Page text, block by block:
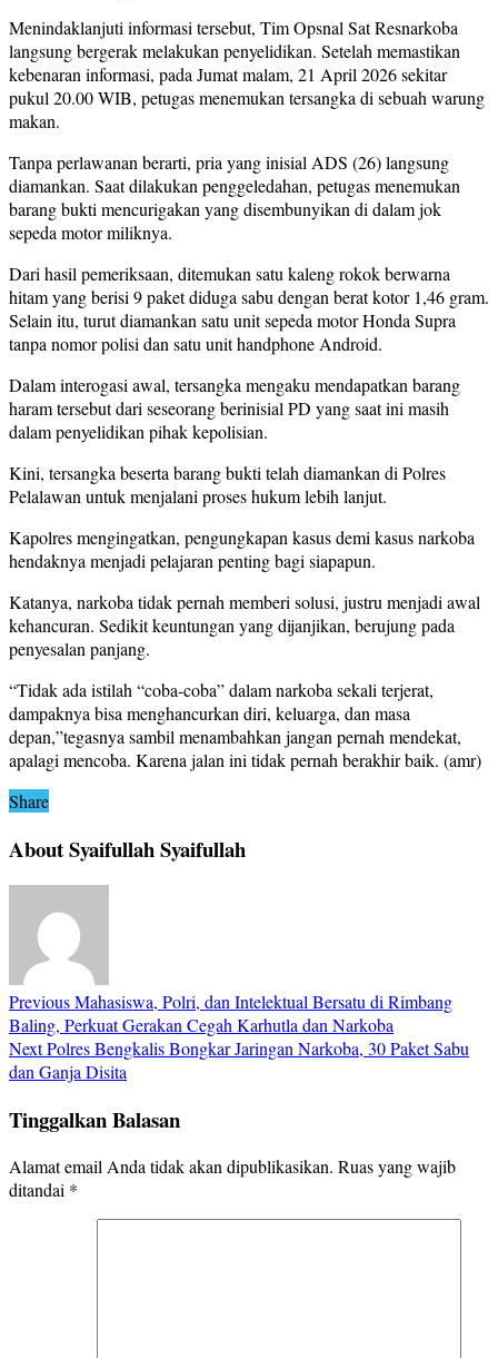
Menindaklanjuti informasi tersebut, Tim Opsnal Sat Resnarkoba
langsung bergerak melakukan penyelidikan. Setelah memastikan
kebenaran informasi, pada Jumat malam, 21 April 2026 sekitar
pukul 20.00 WIB, petugas menemukan tersangka di sebuah warung
makan.
Tanpa perlawanan berarti, pria yang inisial ADS (26) langsung
diamankan. Saat dilakukan penggeledahan, petugas menemukan
barang bukti mencurigakan yang disembunyikan di dalam jok
sepeda motor miliknya.
Dari hasil pemeriksaan, ditemukan satu kaleng rokok berwarna
hitam yang berisi 9 paket diduga sabu dengan berat kotor 1,46 gram.
Selain itu, turut diamankan satu unit sepeda motor Honda Supra
tanpa nomor polisi dan satu unit handphone Android.
Dalam interogasi awal, tersangka mengaku mendapatkan barang
haram tersebut dari seseorang berinisial PD yang saat ini masih
dalam penyelidikan pihak kepolisian.
Kini, tersangka beserta barang bukti telah diamankan di Polres
Pelalawan untuk menjalani proses hukum lebih lanjut.
Kapolres mengingatkan, pengungkapan kasus demi kasus narkoba
hendaknya menjadi pelajaran penting bagi siapapun.
Katanya, narkoba tidak pernah memberi solusi, justru menjadi awal
kehancuran. Sedikit keuntungan yang dijanjikan, berujung pada
penyesalan panjang.
“Tidak ada istilah “coba-coba” dalam narkoba sekali terjerat,
dampaknya bisa menghancurkan diri, keluarga, dan masa
depan,”tegasnya sambil menambahkan jangan pernah mendekat,
apalagi mencoba. Karena jalan ini tidak pernah berakhir baik. (amr)
Share
About Syaifullah Syaifullah
PreviousMahasiswa, Polri, dan Intelektual Bersatu di Rimbang
Baling, Perkuat Gerakan Cegah Karhutla dan Narkoba
NextPolres Bengkalis Bongkar Jaringan Narkoba, 30 Paket Sabu
dan Ganja Disita
Tinggalkan Balasan
Alamat email Anda tidak akan dipublikasikan. Ruas yang wajib
ditandai *